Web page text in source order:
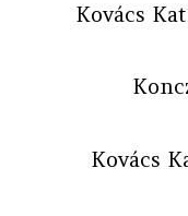
Kovács
Kovács